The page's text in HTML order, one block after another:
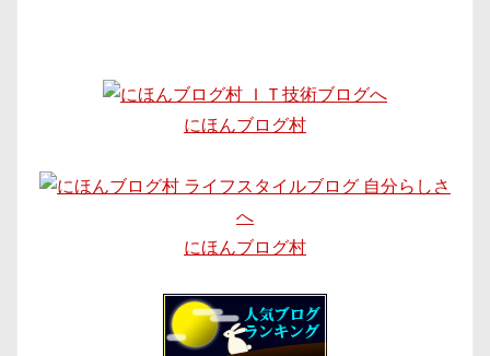
にほんブログ村
にほんブログ村